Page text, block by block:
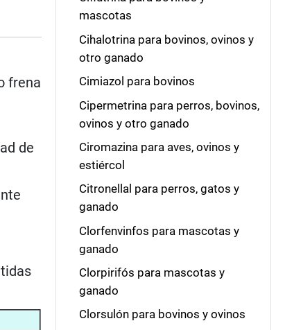
frena
de
mascotas
Cihalotrina para bovinos, ovinos y
otro ganado
Cimiazol para bovinos
Cipermetrina para perros, bovinos,
ovinos y otro ganado
Ciromazina para aves, ovinos y
estiércol
Citronellal para perros, gatos y
ganado
Clorfenvinfos para mascotas y
ganado
Clorpirifós para mascotas y
ganado
Clorsulón para bovinos y ovinos